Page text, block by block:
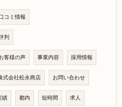
コミ情報
判
客様の声 事業内容 採用情報
式会社松永商店 お問い合わせ
績 都内 短時間 求人